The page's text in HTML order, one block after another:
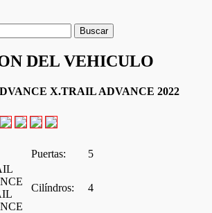
DEL VEHICULO
X.TRAIL ADVANCE 2022
Puertas: 5
Cilíndros: 4